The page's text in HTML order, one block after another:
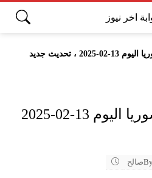
، تحديث جديد
سعر الذهب في سوريا اليوم 13-02-2025
صالح